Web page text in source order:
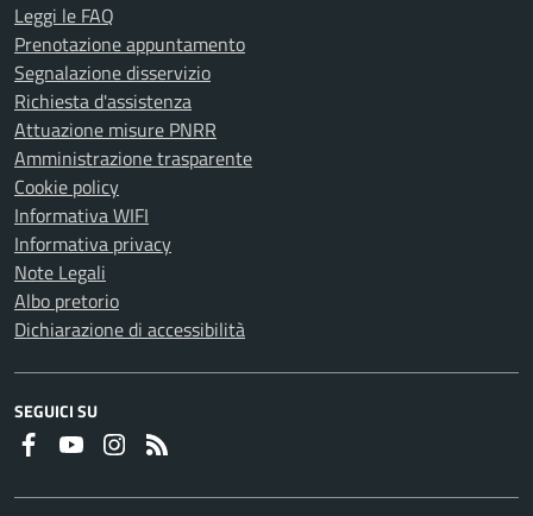
Leggi le FAQ
Prenotazione appuntamento
Segnalazione disservizio
Richiesta d'assistenza
Attuazione misure PNRR
Amministrazione trasparente
Cookie policy
Informativa WIFI
Informativa privacy
Note Legali
Albo pretorio
Dichiarazione di accessibilità
SEGUICI SU
FaceboookYoutubeInstagram